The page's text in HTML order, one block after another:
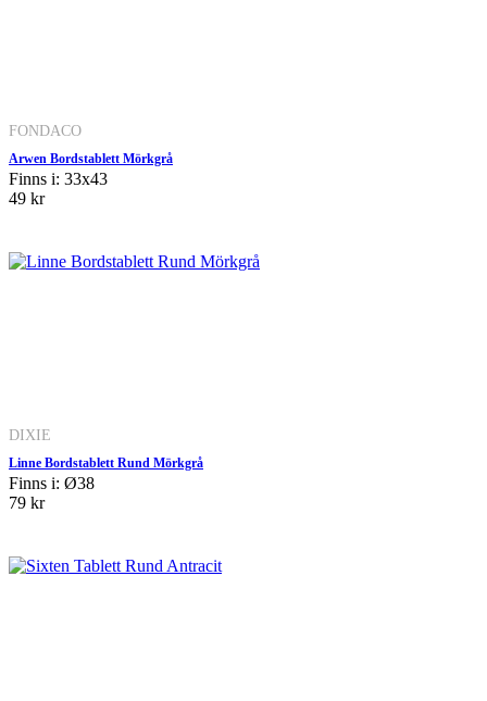
FONDACO
Arwen Bordstablett Mörkgrå
Finns i: 33x43
49 kr
DIXIE
Linne Bordstablett Rund Mörkgrå
Finns i: Ø38
79 kr